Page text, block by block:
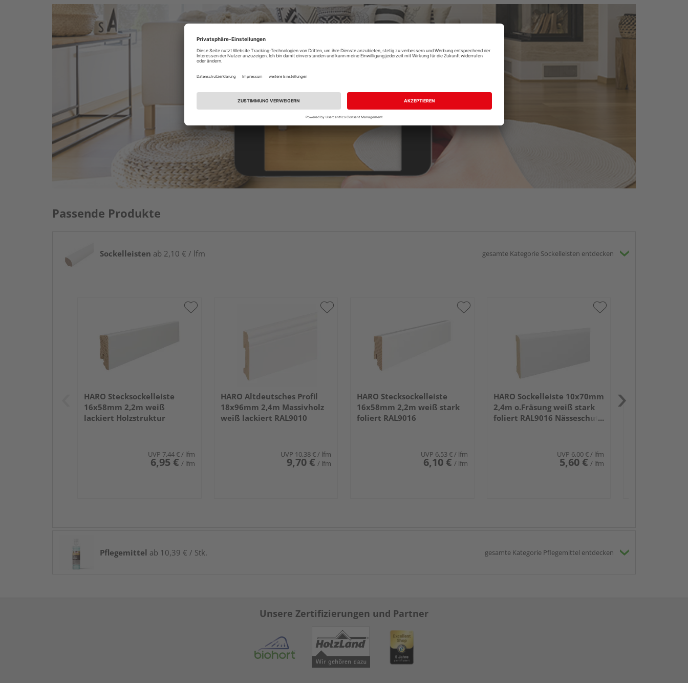
Raumplaner
Passende Produkte
Sockelleisten ab 2,10 € / lfm gesamte Kategorie Sockelleisten entdecken
HARO Stecksockelleiste
16x58mm 2,2m weiß
lackiert Holzstruktur
UVP 7,44 € / lfm
6,95 € / lfm
HARO Altdeutsches Profil
18x96mm 2,4m Massivholz
weiß lackiert RAL9010
UVP 10,38 € / lfm
9,70 € / lfm
HARO Stecksockelleiste
16x58mm 2,2m weiß stark
foliert RAL9016
UVP 6,53 € / lfm
6,10 € / lfm
HARO Sockelleiste 10x70mm
2,4m o.Fräsung weiß stark
foliert RAL9016 Nässeschutz
UVP 6,00 € / lfm
5,60 € / lfm
Pflegemittel ab 10,39 € / Stk. gesamte Kategorie Pflegemittel entdecken
Unsere Zertifizierungen und Partner